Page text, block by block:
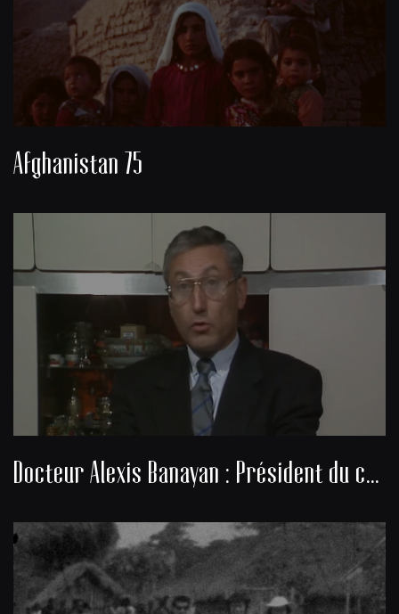
Afghanistan 75
Docteur Alexis Banayan : Président du consistoire de la communauté juive de Bordeaux